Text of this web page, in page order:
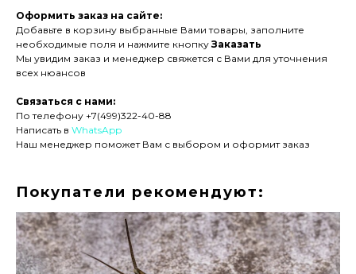
Оформить заказ на сайте:
Добавьте в корзину выбранные Вами товары, заполните
необходимые поля и нажмите кнопку Заказать
Мы увидим заказ и менеджер свяжется с Вами для уточнения
всех нюансов
Связаться с нами:
По телефону +7(499)322-40-88
Написать в WhatsApp
Наш менеджер поможет Вам с выбором и оформит заказ
Покупатели рекомендуют: